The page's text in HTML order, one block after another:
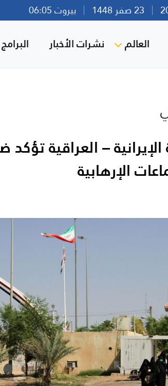
بيروت 06:05
العالم نشرات الأخبار البرامج
الإيرانية – العراقية
الإرهابية